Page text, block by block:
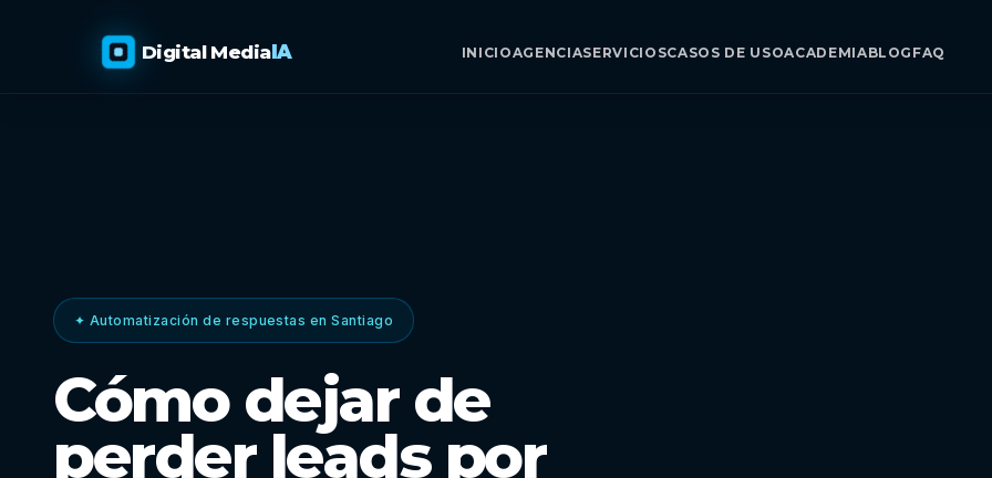
Digital MediaIA INICIOAGENCIASERVICIOSCASOS DE USOACADEMIABLOG FAQ
✦ Automatización de respuestas en Santiago
Cómo dejar de
perder leads por